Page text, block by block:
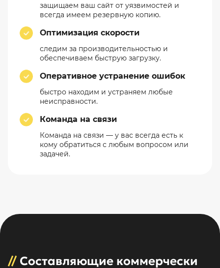
защищаем ваш сайт от уязвимостей и
всегда имеем резервную копию.
Оптимизация скорости
следим за производительностью и
обеспечиваем быструю загрузку.
Оперативное устранение ошибок
быстро находим и устраняем любые
неисправности.
Команда на связи
Команда на связи — у вас всегда есть к
кому обратиться с любым вопросом или
задачей.
// Составляющие коммерчески